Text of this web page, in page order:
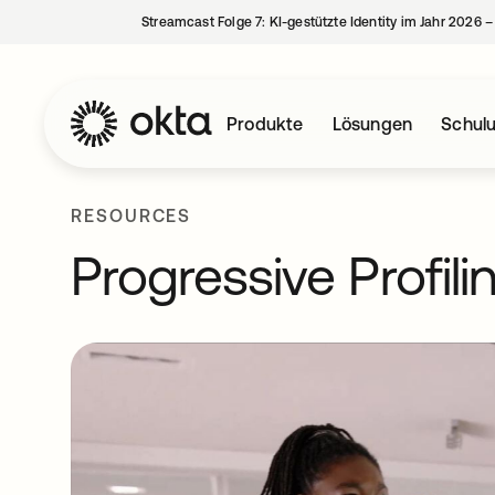
Streamcast Folge 7: KI-gestützte Identity im Jahr 2026
Produkte Lösungen
RESOURCES
Progressive